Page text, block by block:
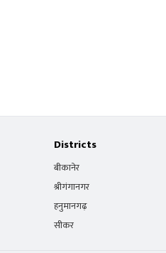
Districts
बीकानेर
श्रीगंगानगर
हनुमानगढ़
सीकर